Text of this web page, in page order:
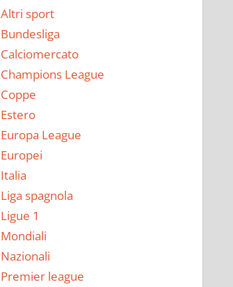
Altri sport
Bundesliga
Calciomercato
Champions League
Coppe
Estero
Europa League
Europei
Italia
Liga spagnola
Ligue 1
Mondiali
Nazionali
Premier league